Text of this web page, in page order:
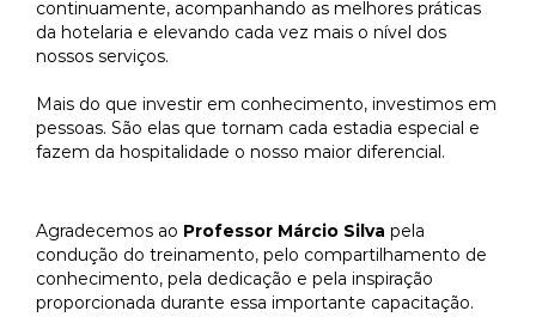
continuamente, acompanhando as melhores práticas
da hotelaria e elevando cada vez mais o nível dos
nossos serviços.
Mais do que investir em conhecimento, investimos em
pessoas. São elas que tornam cada estadia especial e
fazem da hospitalidade o nosso maior diferencial.
Agradecemos ao Professor Márcio Silva pela
condução do treinamento, pelo compartilhamento de
conhecimento, pela dedicação e pela inspiração
proporcionada durante essa importante capacitação.